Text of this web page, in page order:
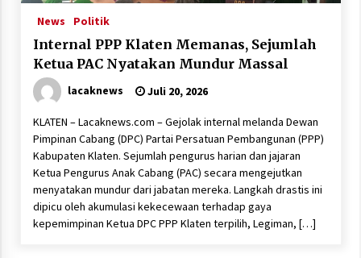
News Politik
Internal PPP Klaten Memanas, Sejumlah
Ketua PAC Nyatakan Mundur Massal
lacaknews Juli 20, 2026
KLATEN – Lacaknews.com – Gejolak internal melanda Dewan
Pimpinan Cabang (DPC) Partai Persatuan Pembangunan (PPP)
Kabupaten Klaten. Sejumlah pengurus harian dan jajaran
Ketua Pengurus Anak Cabang (PAC) secara mengejutkan
menyatakan mundur dari jabatan mereka. Langkah drastis ini
dipicu oleh akumulasi kekecewaan terhadap gaya
kepemimpinan Ketua DPC PPP Klaten terpilih, Legiman, […]